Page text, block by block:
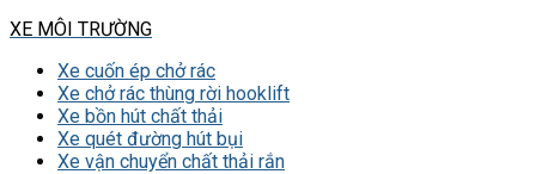
XE MÔI TRƯỜNG
Xe cuốn ép chở rác
Xe chở rác thùng rời hooklift
Xe bồn hút chất thải
Xe quét đường hút bụi
Xe vận chuyển chất thải rắn